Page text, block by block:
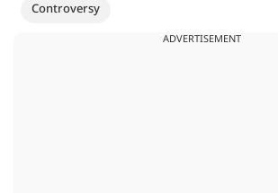
Controversy
ADVERTISEMENT